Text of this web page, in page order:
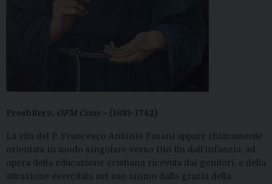
Presbitero, OFM Conv – (1681-1742)
La vita del P. Francesco Antonio Fasani appare chiaramente
orientata in modo singolare verso Dio fin dall’infanzia, ad
opera della educazione cristiana ricevuta dai genitori, e della
attrazione esercitata nel suo animo dalla grazia della